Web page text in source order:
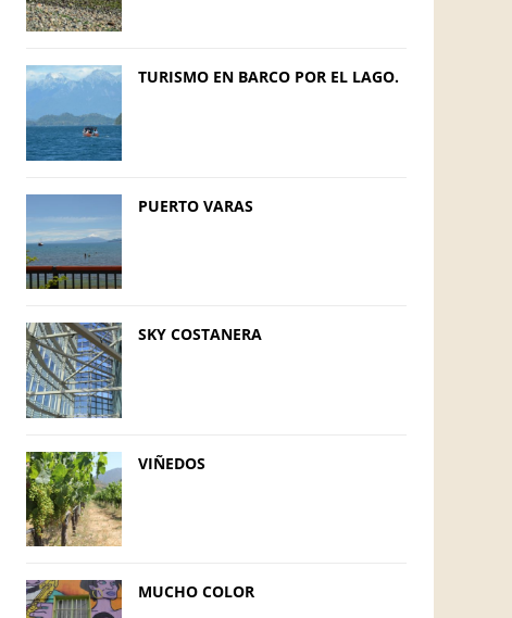
TURISMO EN BARCO POR EL LAGO.
PUERTO VARAS
SKY COSTANERA
VIÑEDOS
MUCHO COLOR